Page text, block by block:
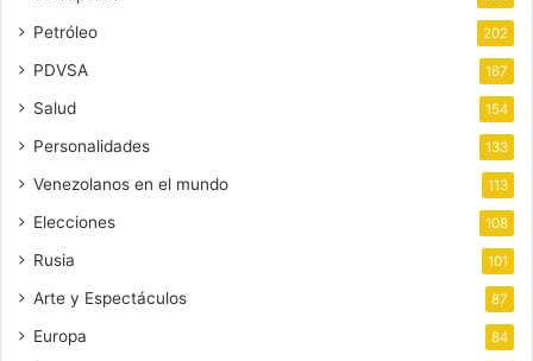
Petróleo 202
PDVSA 167
Salud 154
Personalidades 133
Venezolanos en el mundo 113
Elecciones 108
Rusia 101
Arte y Espectáculos 87
Europa 84